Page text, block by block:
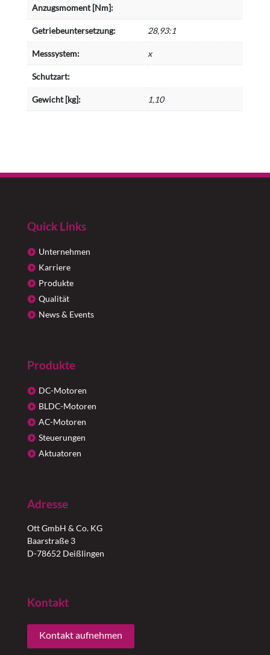
Anzugsmoment [Nm]:
Getriebeuntersetzung: 28,93:1
Messsystem: x
Schutzart:
Gewicht [kg]: 1,10
Quick Links
Unternehmen
Karriere
Produkte
Qualität
News & Events
Produkte
DC-Motoren
BLDC-Motoren
AC-Motoren
Steuerungen
Aktuatoren
Adresse
Ott GmbH & Co. KG
Baarstraße 3
D-78652 Deißlingen
Kontakt
Kontakt aufnehmen